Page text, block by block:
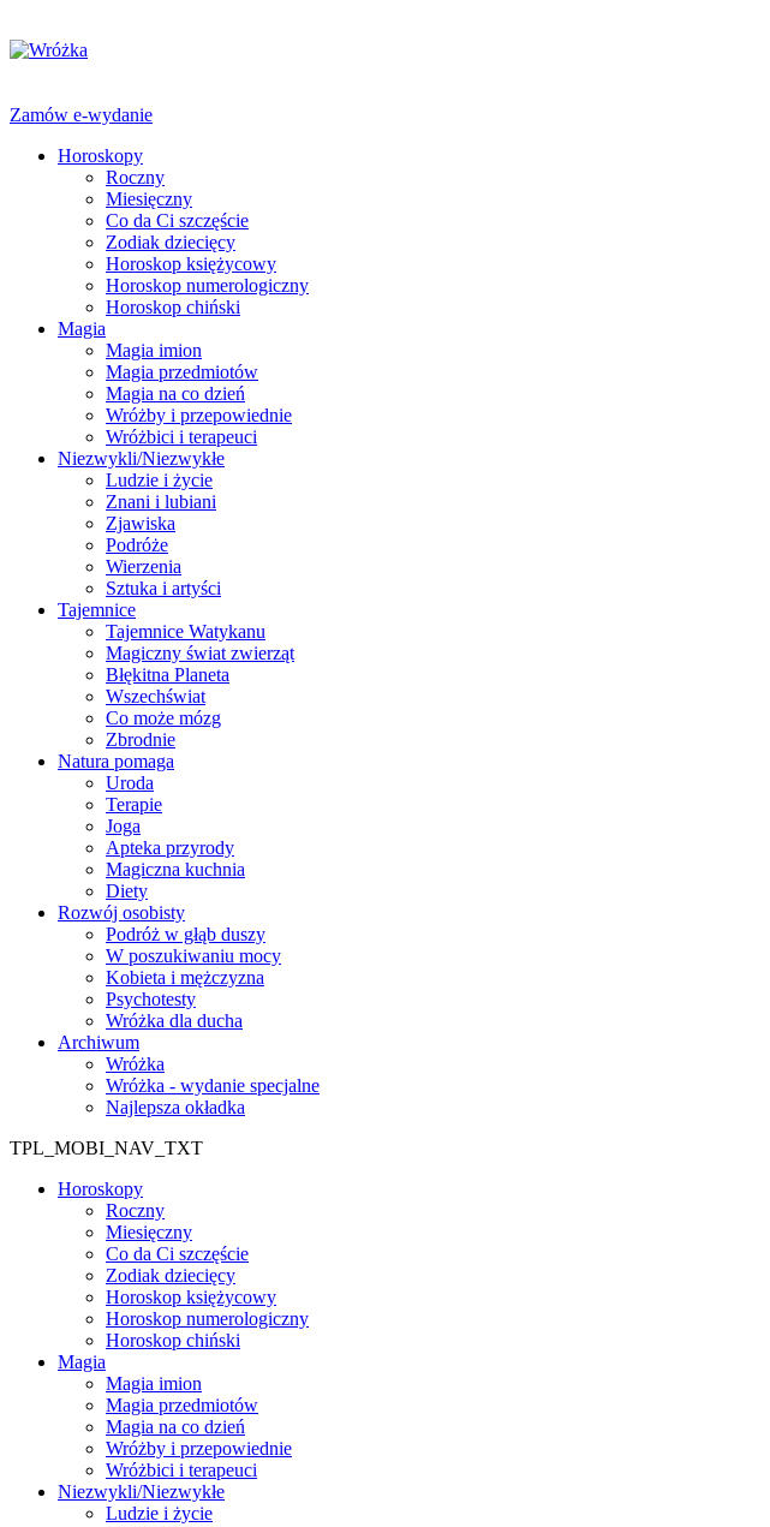
Zamów e-wydanie
Horoskopy
Roczny
Miesięczny
Co da Ci szczęście
Zodiak dziecięcy
Horoskop księżycowy
Horoskop numerologiczny
Horoskop chiński
Magia
Magia imion
Magia przedmiotów
Magia na co dzień
Wróżby i przepowiednie
Wróżbici i terapeuci
Niezwykli/Niezwykłe
Ludzie i życie
Znani i lubiani
Zjawiska
Podróże
Wierzenia
Sztuka i artyści
Tajemnice
Tajemnice Watykanu
Magiczny świat zwierząt
Błękitna Planeta
Wszechświat
Co może mózg
Zbrodnie
Natura pomaga
Uroda
Terapie
Joga
Apteka przyrody
Magiczna kuchnia
Diety
Rozwój osobisty
Podróż w głąb duszy
W poszukiwaniu mocy
Kobieta i mężczyzna
Psychotesty
Wróżka dla ducha
Archiwum
Wróżka
Wróżka - wydanie specjalne
Najlepsza okładka
TPL_MOBI_NAV_TXT
Horoskopy
Roczny
Miesięczny
Co da Ci szczęście
Zodiak dziecięcy
Horoskop księżycowy
Horoskop numerologiczny
Horoskop chiński
Magia
Magia imion
Magia przedmiotów
Magia na co dzień
Wróżby i przepowiednie
Wróżbici i terapeuci
Niezwykli/Niezwykłe
Ludzie i życie